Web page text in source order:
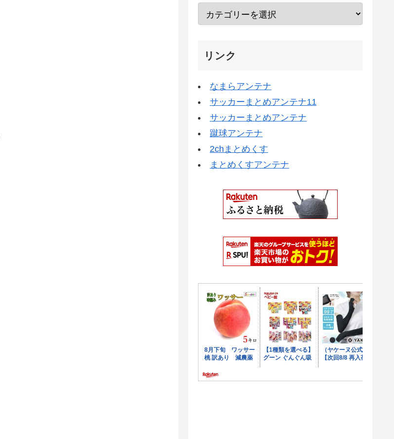
リンク
なまらアンテナ
サッカーまとめアンテナ11
サッカーまとめアンテナ
蹴球アンテナ
2chまとめくす
まとめくすアンテナ